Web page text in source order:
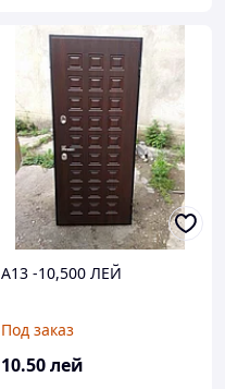
A13 -10,500 ЛЕЙ
Под заказ
10.50лей